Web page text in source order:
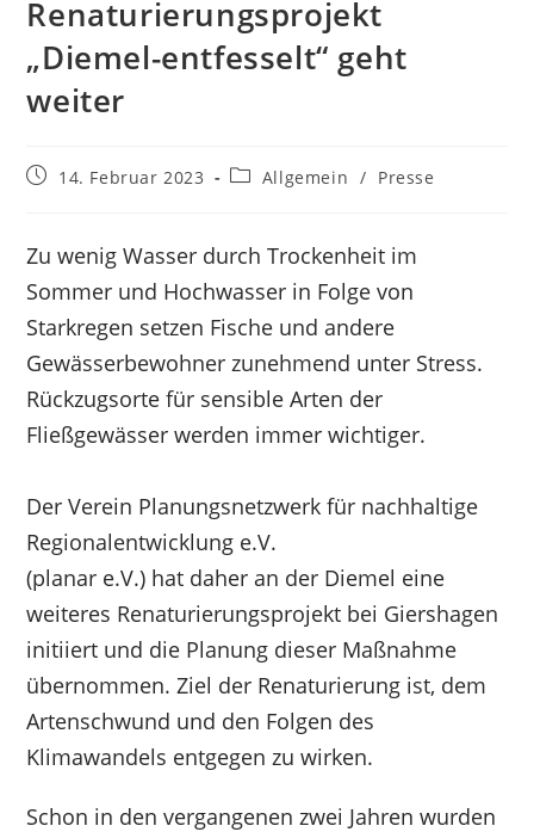
Renaturierungsprojekt
„Diemel-entfesselt“ geht
weiter
Beitrag14. Februar 2023
Beitrags-
Allgemein / Presse
Zu wenig Wasser durch Trockenheit im
Sommer und Hochwasser in Folge von
Starkregen setzen Fische und andere
Gewässerbewohner zunehmend unter Stress.
Rückzugsorte für sensible Arten der
Fließgewässer werden immer wichtiger.
Der Verein Planungsnetzwerk für nachhaltige
Regionalentwicklung e.V.
(planar e.V.) hat daher an der Diemel eine
weiteres Renaturierungsprojekt bei Giershagen
initiiert und die Planung dieser Maßnahme
übernommen. Ziel der Renaturierung ist, dem
Artenschwund und den Folgen des
Klimawandels entgegen zu wirken.
Schon in den vergangenen zwei Jahren wurden